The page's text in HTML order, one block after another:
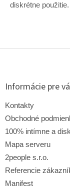
diskrétne použitie.
Z
Informácie pre
Kontakty
Obchodné
100% intímne a
Mapa serveru
2people s.r.o.
Referencie
Manifest